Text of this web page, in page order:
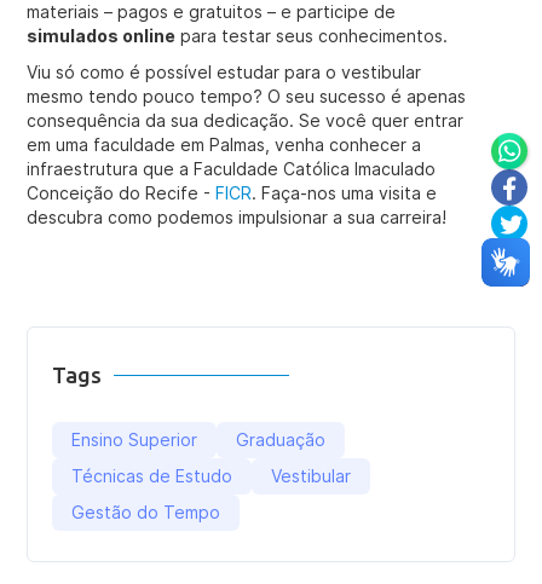
materiais – pagos e gratuitos – e participe de
simulados online para testar seus conhecimentos.
Viu só como é possível estudar para o vestibular
mesmo tendo pouco tempo? O seu sucesso é apenas
consequência da sua dedicação. Se você quer entrar
em uma faculdade em Palmas, venha conhecer a
infraestrutura que a Faculdade Católica Imaculado
Conceição do Recife -FICR. Faça-nos uma visita e
descubra como podemos impulsionar a sua carreira!
Tags
Ensino Superior
Graduação
Técnicas de Estudo
Vestibular
Gestão do Tempo